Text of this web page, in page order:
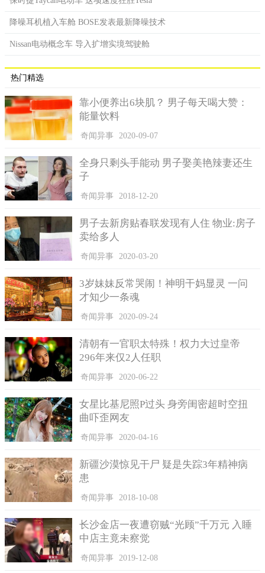
AI资料库分析处理，让电脑从中学习判断如何驾船。
利用AI，所以没有GPS指出你在哪里，AI只会照著拍下的影像决
自驾技术不只适用在小型船上，技术熟练后还能运用在商业
航运，研发团队说，欧洲内陆的商品有一大部分都从鹿特丹港进
出，希望五年内就能达到自动驾驶的目标，让船员在航程中负责
更精细的工作，分担船员植物，更有效率也能精简人力。
降噪耳机植入车舱 BOSE发表最新降噪技术
Nissan电动概念车 导入扩增实境驾驶舱
热门精选
靠小便养出6块肌？ 男子每天喝大赞：
能量饮料
奇闻异事 2020-09-07
全身只剩头手能动 男子娶美艳辣妻还生
子
奇闻异事 2018-12-20
男子去新房贴春联发现有人住 物业:房子
卖给多人
奇闻异事 2020-03-20
3岁妹妹反常哭闹！神明干妈显灵 一问
才知少一条魂
奇闻异事 2020-09-24
清朝有一官职太特殊！权力大过皇帝
296年来仅2人任职
奇闻异事 2020-06-22
女星比基尼照P过头 身旁闺密超时空扭
曲吓歪网友
奇闻异事 2020-04-16
新疆沙漠惊见干尸 疑是失踪3年精神病
患
奇闻异事 2018-10-08
长沙金店一夜遭窃贼“光顾”千万元 入睡
中店主竟未察觉
奇闻异事 2019-12-08